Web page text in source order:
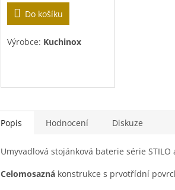
Do košíku
Výrobce: Kuchinox
Popis Hodnocení Diskuze
Umyvadlová stojánková baterie série STILO
Celomosazná konstrukce s prvotřídní